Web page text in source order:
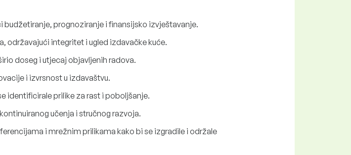
prognoziranje i finansijsko izvještavanje.
održavajući integritet i ugled izdavačke kuće.
doseg i utjecaj objavljenih radova.
i izvrsnost u izdavaštvu.
identificirale prilike za rast i poboljšanje.
učenja i stručnog razvoja.
i mrežnim prilikama kako bi se izgradile i održale